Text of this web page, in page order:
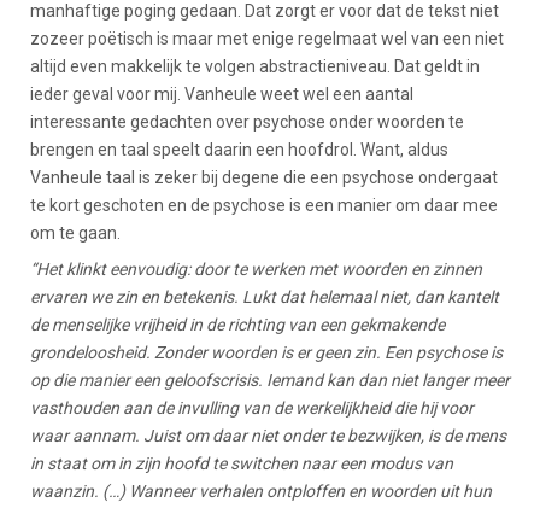
manhaftige poging gedaan. Dat zorgt er voor dat de tekst niet
zozeer poëtisch is maar met enige regelmaat wel van een niet
altijd even makkelijk te volgen abstractieniveau. Dat geldt in
ieder geval voor mij. Vanheule weet wel een aantal
interessante gedachten over psychose onder woorden te
brengen en taal speelt daarin een hoofdrol. Want, aldus
Vanheule taal is zeker bij degene die een psychose ondergaat
te kort geschoten en de psychose is een manier om daar mee
om te gaan.
“Het klinkt eenvoudig: door te werken met woorden en zinnen
ervaren we zin en betekenis. Lukt dat helemaal niet, dan kantelt
de menselijke vrijheid in de richting van een gekmakende
grondeloosheid. Zonder woorden is er geen zin. Een psychose is
op die manier een geloofscrisis. Iemand kan dan niet langer meer
vasthouden aan de invulling van de werkelijkheid die hij voor
waar aannam. Juist om daar niet onder te bezwijken, is de mens
in staat om in zijn hoofd te switchen naar een modus van
waanzin. (…) Wanneer verhalen ontploffen en woorden uit hun